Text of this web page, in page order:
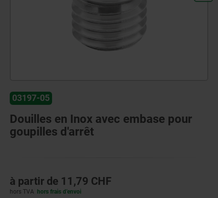
03197-05
Douilles en Inox avec embase pour
goupilles d'arrêt
à partir de 11,79 CHF
hors TVA hors frais d’envoi